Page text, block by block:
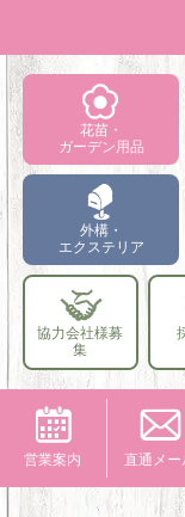
花苗・
ガーデン用品
外構・
エクステリア
協力会社様募
集
営業案内 直通メー